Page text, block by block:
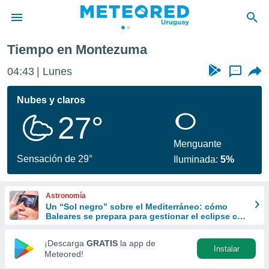
de
ha
calidad.
a este
las
y
forma
digital
basada
Tiempo en Montezuma
04:43 Lunes ...
Nubes y claros
27°
Sensación de 29°
Menguante
Iluminada:5%
Astronomía
Un “Sol negro” sobre el Mediterráneo: cómo
Baleares se prepara para gestionar el eclipse con
¡Descarga GRATIS la app de
Meteored!
Instalar